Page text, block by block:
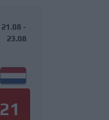
21.08 -
23.08
19